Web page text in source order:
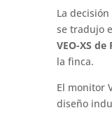
La
se tradujo
VEO-XS de
la finca.
El monitor
diseño